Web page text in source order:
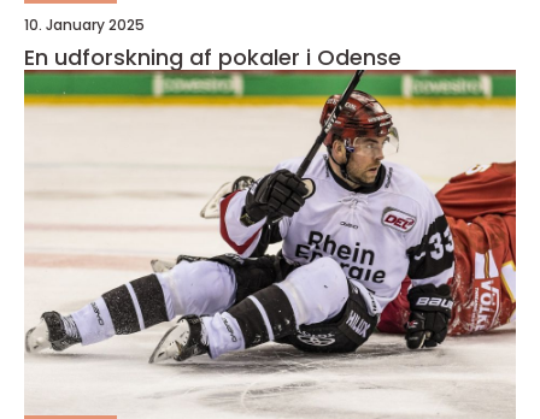
10. January 2025
En udforskning af pokaler i Odense